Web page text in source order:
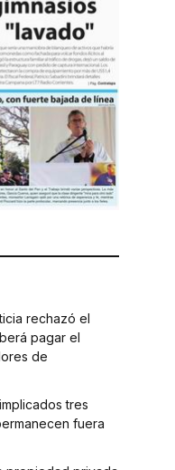
rechazó el
pagar el
de
tres
fuera